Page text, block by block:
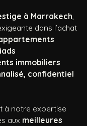
à Marrakech,
dans l’achat
immobiliers
confidentiel
à notre expertise
aux meilleures